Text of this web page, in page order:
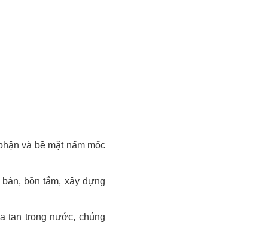
và bề mặt nấm mốc
bồn tắm, xây dựng
tan trong nước, chúng